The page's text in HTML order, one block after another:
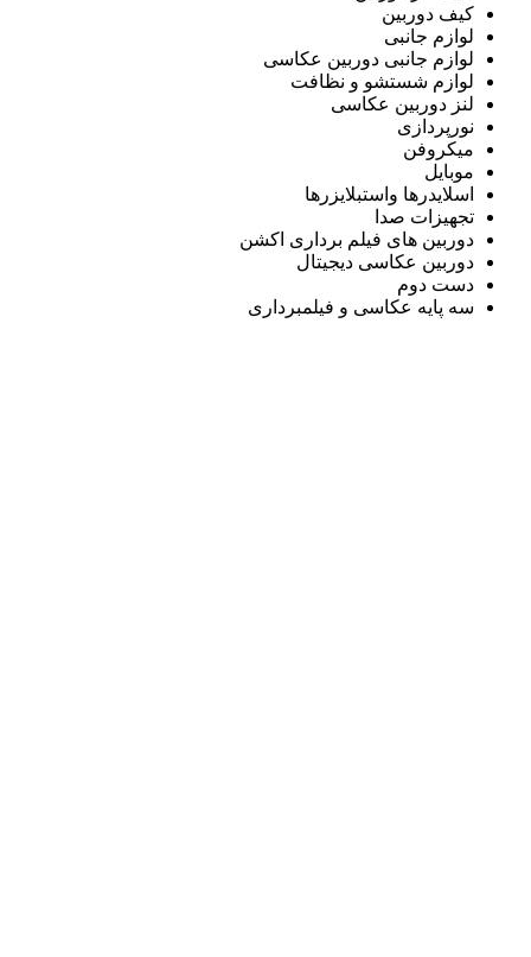
کیف دوربین
لوازم جانبی
لوازم جانبی دوربین عکاسی
لوازم شستشو و نظافت
لنز دوربین عکاسی
نورپردازی
میکروفن
موبایل
اسلایدرها واستبلایزرها
تجهیزات صدا
دوربین های فیلم برداری اکشن
دوربین عکاسی دیجیتال
دست دوم
سه پایه عکاسی و فیلمبرداری